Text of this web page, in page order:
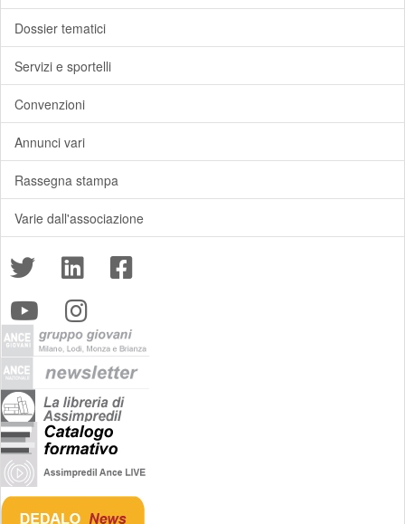
Dossier tematici
Servizi e sportelli
Convenzioni
Annunci vari
Rassegna stampa
Varie dall'associazione